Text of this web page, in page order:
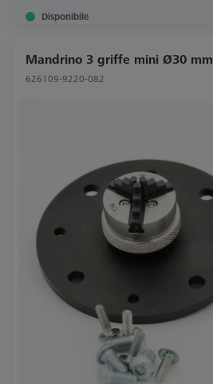
Disponibile
Mandrino 3 griffe mini Ø30 mm
626109-9220-082